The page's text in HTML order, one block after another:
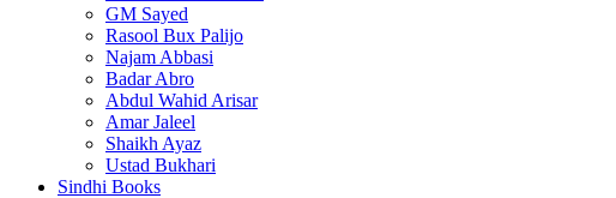
GM Sayed
Rasool Bux Palijo
Najam Abbasi
Badar Abro
Abdul Wahid Arisar
Amar Jaleel
Shaikh Ayaz
Ustad Bukhari
Sindhi Books